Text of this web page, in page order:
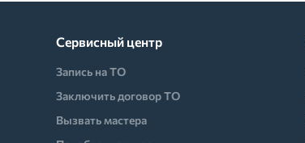
Сервисный центр
Запись на ТО
Заключить договор ТО
Вызвать мастера